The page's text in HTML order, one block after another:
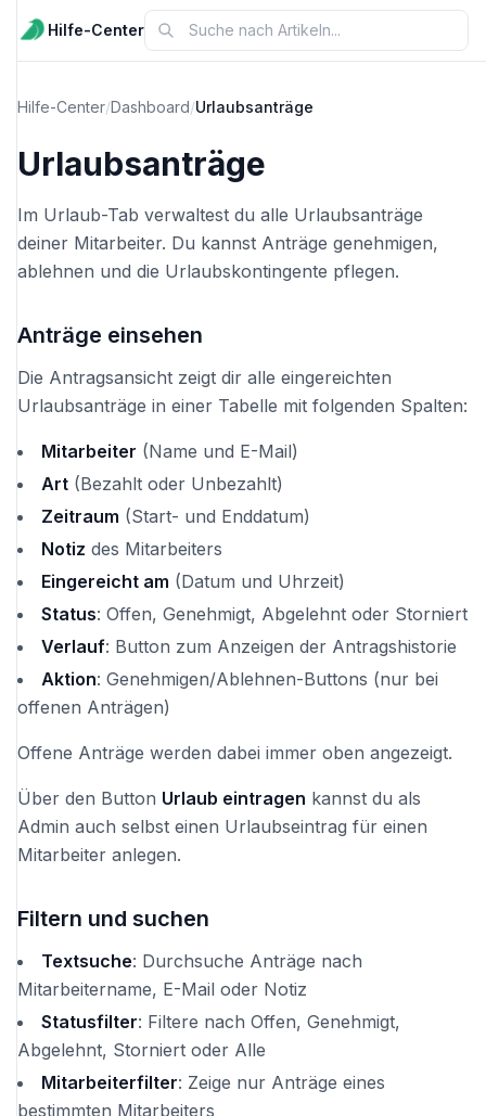
Hilfe-Center
Hilfe-Center/Dashboard/Urlaubsanträge
Urlaubsanträge
Im Urlaub-Tab verwaltest du alle Urlaubsanträge
deiner Mitarbeiter. Du kannst Anträge genehmigen,
ablehnen und die Urlaubskontingente pflegen.
Anträge einsehen
Die Antragsansicht zeigt dir alle eingereichten
Urlaubsanträge in einer Tabelle mit folgenden Spalten:
Mitarbeiter (Name und E-Mail)
Art (Bezahlt oder Unbezahlt)
Zeitraum (Start- und Enddatum)
Notiz des Mitarbeiters
Eingereicht am (Datum und Uhrzeit)
Status: Offen, Genehmigt, Abgelehnt oder Storniert
Verlauf: Button zum Anzeigen der Antragshistorie
Aktion: Genehmigen/Ablehnen-Buttons (nur bei
offenen Anträgen)
Offene Anträge werden dabei immer oben angezeigt.
Über den Button Urlaub eintragen kannst du als
Admin auch selbst einen Urlaubseintrag für einen
Mitarbeiter anlegen.
Filtern und suchen
Textsuche: Durchsuche Anträge nach
Mitarbeitername, E-Mail oder Notiz
Statusfilter: Filtere nach Offen, Genehmigt,
Abgelehnt, Storniert oder Alle
Mitarbeiterfilter: Zeige nur Anträge eines
bestimmten Mitarbeiters